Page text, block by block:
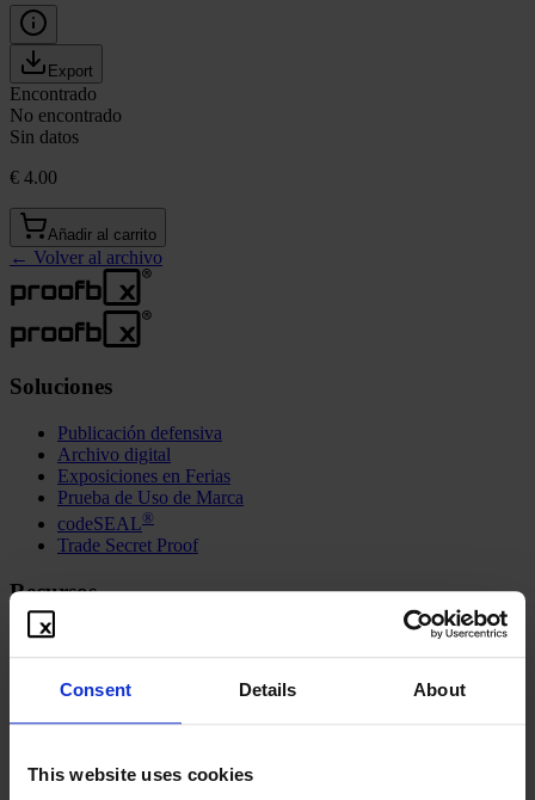
Consent Details About
This website uses cookies
Export
Encontrado
No encontrado
Sin datos
€ 4.00
Añadir al carrito
← Volver al archivo
Soluciones
Publicación defensiva
Archivo digital
Exposiciones en Ferias
Prueba de Uso de Marca
codeSEAL®
Trade Secret Proof
Recursos
Video instructivo
Contacto
Blog
Sindicación
Acerca de